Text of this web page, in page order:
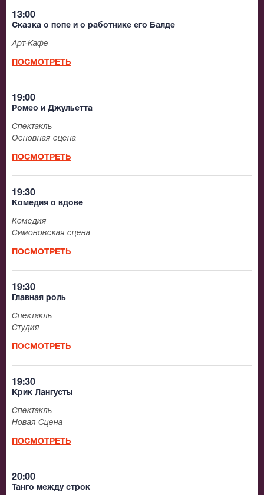
13:00
Сказка о попе и о работнике его Балде
Арт-Кафе
ПОСМОТРЕТЬ
19:00
Ромео и Джульетта
Спектакль
Основная сцена
ПОСМОТРЕТЬ
19:30
Комедия о вдове
Комедия
Симоновская сцена
ПОСМОТРЕТЬ
19:30
Главная роль
Спектакль
Студия
ПОСМОТРЕТЬ
19:30
Крик Лангусты
Спектакль
Новая Сцена
ПОСМОТРЕТЬ
20:00
Танго между строк